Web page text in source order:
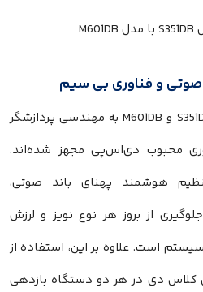
و فناوری بی سیم
هر دو اسپیکر ادیفایر مدل S351DB و M601DB به مهندسی پردازشگر
محبوب دی‌اس‌پی مجهز شده‌اند.
هوشمند پهنای باند صوتی،
از بروز هر نوع نویز و لرزش
است. علاوه بر این، استفاده از
کلاس دی در هر دو دستگاه بازدهی